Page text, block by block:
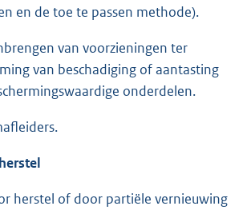
en de toe te passen methode).
van voorzieningen ter
van beschadiging of aantasting
onderdelen.
herstel of door partiële vernieuwing